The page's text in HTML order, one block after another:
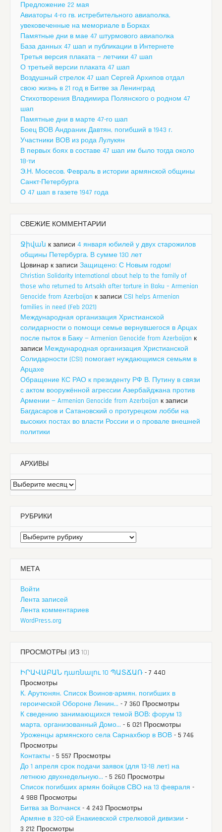
Предложение 22 мая
Авиаторы 4-го гв. истребительного авиаполка,
увековеченные на мемориале в Борках
Памятные дни в мае 47 штурмового авиаполка
База данных 47 шап и публикации в Интернете
Третья версия плаката — летчики 47 шап
О третьей версии плаката 47 шап
Воздушный стрелок 47 шап Сергей Архипов отдал
свою жизнь в 21 год в Битве за Ленинград
Стихотворения Владимира Полянского о родном 47
шап
Памятные дни в марте 47-го шап
Боец ВОВ Андраник Давтян, погибший в 1943 г.
Участники ВОВ из рода Лулукян
В первых боях в составе 47 шап им было тогда около
18-ти
Э.Н. Мосесов. Февраль в истории армянской общины
Санкт-Петербурга
О 47 шап в газете 1947 года
СВЕЖИЕ КОММЕНТАРИИ
Ջիվան к записи 4 января юбилей у двух старожилов
общины Петербурга. В сумме 130 лет
Цовинар к записи Защищено: С Новым годом!
Christian Solidarity International about help to the family of
those who returned to Artsakh after torture in Baku – Armenian
Genocide from Azerbaijan к записи CSI helps Armenian
families in need (Feb 2021)
Международная организация Христианской
солидарности о помощи семье вернувшегося в Арцах
после пыток в Баку — Armenian Genocide from Azerbaijan к
записи Международная организация Христианской
Солидарности (CSI) помогает нуждающимся семьям в
Арцахе
Обращение КС РАО к президенту РФ В. Путину в связи
с актом вооружённой агрессии Азербайджана против
Армении — Armenian Genocide from Azerbaijan к записи
Багдасаров и Сатановский о протурецком лобби на
высоких постах во власти России и о провале внешней
политики
АРХИВЫ
Архивы
РУБРИКИ
Рубрики
МЕТА
Войти
Лента записей
Лента комментариев
WordPress.org
ПРОСМОТРЫ (ИЗ 10)
ԻՐԱՎԱԲԱՆ դառնալու 10 ՊԱՏՃԱՌ - 7 440
Просмотры
К. Арутюнян. Список Воинов-армян, погибших в
героической Обороне Ленин... - 7 360 Просмотры
К сведению занимающихся темой ВОВ: форум 13
марта, организованный Домо... - 6 021 Просмотры
Уроженцы армянского села Сарнахбюр в ВОВ - 5 746
Просмотры
Контакты - 5 557 Просмотры
До 1 апреля срок подачи заявок (для 13-18 лет) на
летнюю двухнедельную... - 5 260 Просмотры
Список погибших армян бойцов СВО на 13 февраля -
4 988 Просмотры
Битва за Волчанск - 4 243 Просмотры
Армяне в 320-ой Енакиевской стрелковой дивизии -
3 212 Просмотры